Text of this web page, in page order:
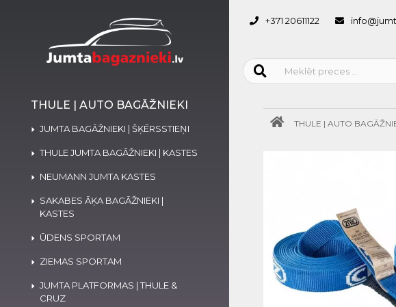
THULE | AUTO BAGĀŽNIEKI
JUMTA BAGĀŽNIEKI | ŠĶĒRSSTIEŅI
THULE JUMTA BAGĀŽNIEKI | KASTES
NEUMANN JUMTA KASTES
SAKABES ĀĶA BAGĀŽNIEKI |
KASTES
ŪDENS SPORTAM
ZIEMAS SPORTAM
JUMTA PLATFORMAS | THULE &
CRUZ
+371 20611122
THULE | AUTO